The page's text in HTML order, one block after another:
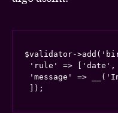
$validator-
'rule' => ['date',
'message' =>
]);